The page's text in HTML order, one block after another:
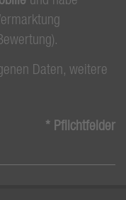
Daten, weitere
* Pflichtfelder